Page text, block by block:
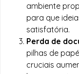
ambiente
para que
satisfatória.
Perda de
pilhas de
cruciais